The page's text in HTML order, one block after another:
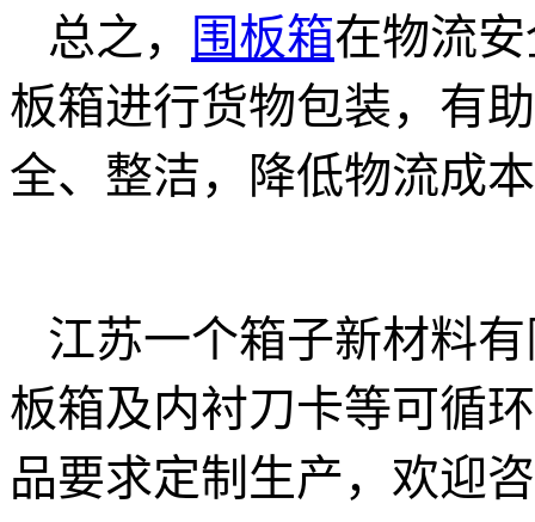
总之， 围板箱在物流
板箱进行货物包装，有
全、整洁，降低物流成
江苏一个箱子新材料
板箱及内衬刀卡等可循
品要求定制生产，欢迎